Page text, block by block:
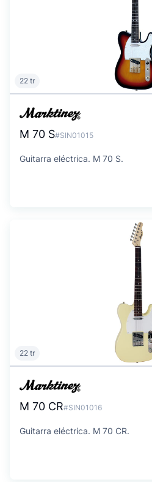
22 tr
M 70 S#SIN01015
Guitarra eléctrica. M 70 S.
22 tr
M 70 CR#SIN01016
Guitarra eléctrica. M 70 CR.